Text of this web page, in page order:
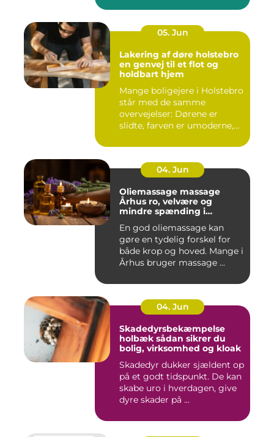
05. Jun
Lakering af døre holstebro
en genvej til et flot og
holdbart hjem
Mange boligejere i Holstebro
står med de samme
overvejelser: Dørene er
slidte, farven er umoderne,
04. Jun
Oliemassage massage
Århus ro, velvære og
mindre spænding i
En god oliemassage kan
gøre en tydelig forskel for
både krop og hoved. Mange i
Århus bruger massage ...
04. Jun
Skadedyrsbekæmpelse
holbæk sådan sikrer du
bolig, virksomhed og kloak
Skadedyr dukker sjældent op
på et godt tidspunkt. De kan
skabe uro i hverdagen, give
dyre skader på ...